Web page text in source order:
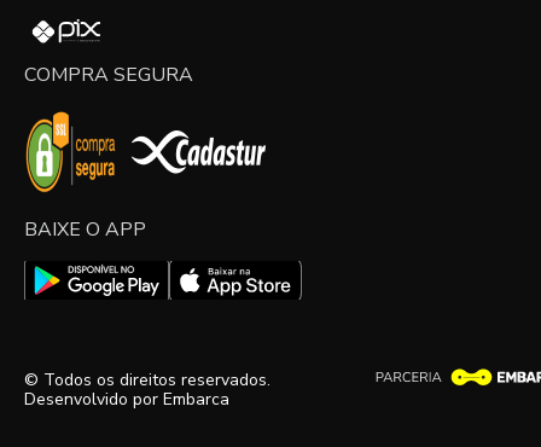
COMPRA SEGURA
BAIXE O APP
© Todos os direitos reservados.
Desenvolvido por Embarca